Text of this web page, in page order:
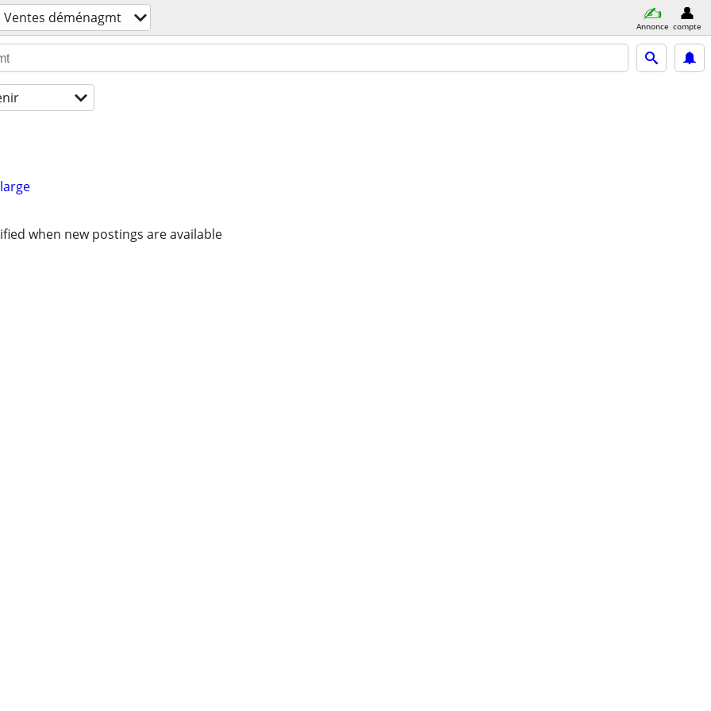
Ventes déménagmt Annonce compte
when new postings are available